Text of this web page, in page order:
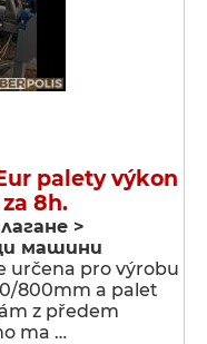
palety výkon
8h.
>
машини
určena pro výrobu
800mm a palet
z předem
ma …